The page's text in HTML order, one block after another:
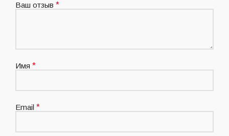
Ваш отзыв *
Имя *
Email *